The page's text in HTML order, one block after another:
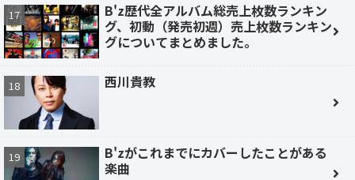
B'z歴代全アルバム総売上枚数ランキン
グ、初動（発売初週）売上枚数ランキン
グについてまとめました。
西川貴教
B'zがこれまでにカバーしたことがある
楽曲